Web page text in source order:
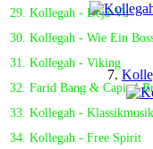
29. Kollegah - Déjà-Vu
30. Kollegah - Wie Ein
31. Kollegah - Viking
32. Farid Bang & Capital
33. Kollegah - Klassikmusik
34. Kollegah - Free Spirit
7.